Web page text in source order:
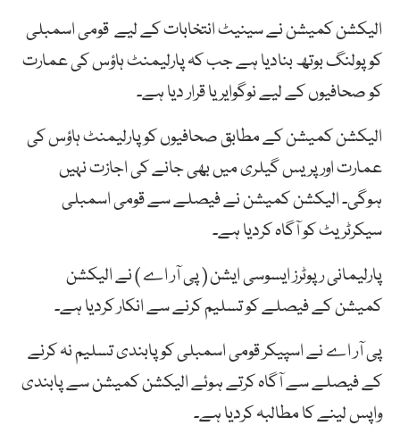
الیکشن کمیشن نے سینیٹ انتخابات کے لیے قومی اسمبلی
کو پولنگ بوتھ بنادیا ہے جب کہ پارلیمنٹ ہاؤس کی عمارت
کو صحافیوں کے لیے نوگوایریا قرار دیا ہے۔
الیکشن کمیشن کے مطابق صحافیوں کو پارلیمنٹ ہاؤس کی
عمارت اور پریس گیلری میں بھی جانے کی اجازت نہیں
ہوگی۔ الیکشن کمیشن نے فیصلے سے قومی اسمبلی
سیکرٹریٹ کو آگاہ کردیا ہے۔
پارلیمانی رپوٹرز ایسوسی ایشن ( پی آر اے ) نے الیکشن
کمیشن کے فیصلے کو تسلیم کرنے سے انکار کردیا ہے۔
پی آر اے نے اسپیکر قومی اسمبلی کو پابندی تسلیم نہ کرنے
کے فیصلے سے آگاہ کرتے ہوئے الیکشن کمیشن سے پابندی
واپس لینے کا مطالبہ کردیا ہے۔